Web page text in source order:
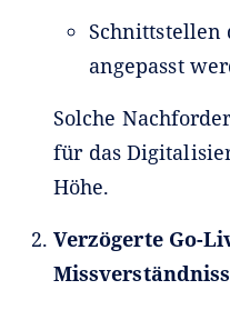
angepasst
Solche
für das
Höhe.
Verzögerte Go-